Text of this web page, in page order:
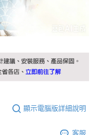
顯示電腦版詳細說明
客服